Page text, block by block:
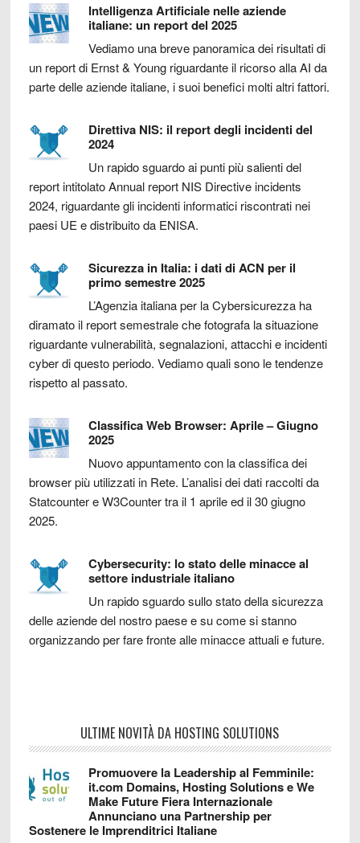
Intelligenza Artificiale nelle aziende
italiane: un report del 2025
Vediamo una breve panoramica dei risultati di
un report di Ernst & Young riguardante il ricorso alla AI da
parte delle aziende italiane, i suoi benefici molti altri fattori.
Direttiva NIS: il report degli incidenti del
2024
Un rapido sguardo ai punti più salienti del
report intitolato Annual report NIS Directive incidents
2024, riguardante gli incidenti informatici riscontrati nei
paesi UE e distribuito da ENISA.
Sicurezza in Italia: i dati di ACN per il
primo semestre 2025
L’Agenzia italiana per la Cybersicurezza ha
diramato il report semestrale che fotografa la situazione
riguardante vulnerabilità, segnalazioni, attacchi e incidenti
cyber di questo periodo. Vediamo quali sono le tendenze
rispetto al passato.
Classifica Web Browser: Aprile – Giugno
2025
Nuovo appuntamento con la classifica dei
browser più utilizzati in Rete. L’analisi dei dati raccolti da
Statcounter e W3Counter tra il 1 aprile ed il 30 giugno
2025.
Cybersecurity: lo stato delle minacce al
settore industriale italiano
Un rapido sguardo sullo stato della sicurezza
delle aziende del nostro paese e su come si stanno
organizzando per fare fronte alle minacce attuali e future.
ULTIME NOVITÀ DA HOSTING SOLUTIONS
Promuovere la Leadership al Femminile:
it.com Domains, Hosting Solutions e We
Make Future Fiera Internazionale
Annunciano una Partnership per
Sostenere le Imprenditrici Italiane